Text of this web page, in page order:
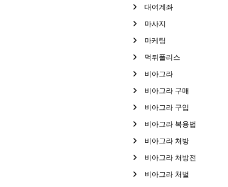
대여계좌
마사지
마케팅
먹튀폴리스
비아그라
비아그라 구매
비아그라 구입
비아그라 복용법
비아그라 처방
비아그라 처방전
비아그라 처벌